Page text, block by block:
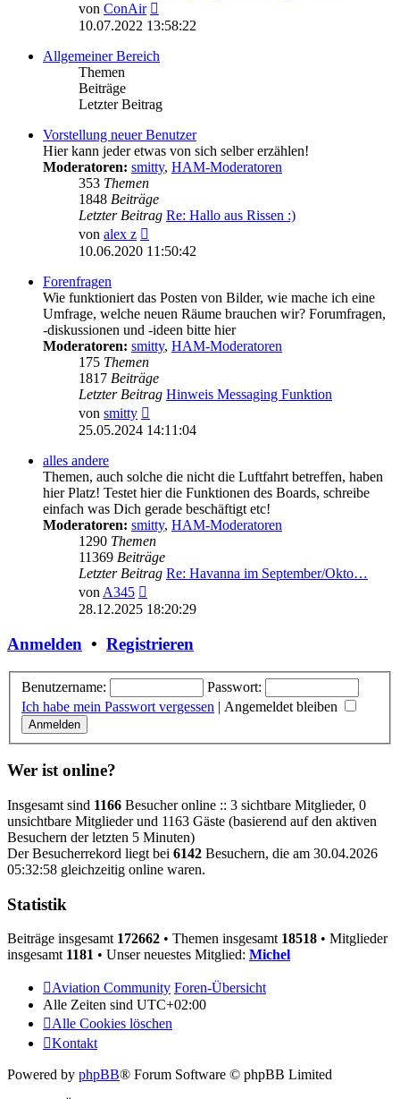
von ConAir
Beitrag
10.07.2022 13:58:22
Allgemeiner Bereich
Themen
Beiträge
Letzter Beitrag
Vorstellung neuer Benutzer
Hier kann jeder etwas von sich selber erzählen!
Moderatoren: smitty, HAM-Moderatoren
353 Themen
1848 Beiträge
Letzter Beitrag Re: Hallo aus Rissen :)
von alex z
Beitrag
10.06.2020 11:50:42
Forenfragen
Wie funktioniert das Posten von Bilder, wie mache ich eine
Umfrage, welche neuen Räume brauchen wir? Forumfragen,
-diskussionen und -ideen bitte hier
Moderatoren: smitty, HAM-Moderatoren
175 Themen
1817 Beiträge
Letzter Beitrag Hinweis Messaging Funktion
von smitty
Beitrag
25.05.2024 14:11:04
alles andere
Themen, auch solche die nicht die Luftfahrt betreffen, haben
hier Platz! Testet hier die Funktionen des Boards, schreibe
einfach was Dich gerade beschäftigt etc!
Moderatoren: smitty, HAM-Moderatoren
1290 Themen
11369 Beiträge
Letzter Beitrag Re: Havanna im September/Okto…
vonA345
Beitrag
28.12.2025 18:20:29
Anmelden • Registrieren
Benutzername:
Passwort:
Ich habe mein Passwort vergessen | Angemeldet bleiben
Wer ist online?
Insgesamt sind 1166 Besucher online :: 3 sichtbare Mitglieder, 0
unsichtbare Mitglieder und 1163 Gäste (basierend auf den aktiven
Besuchern der letzten 5 Minuten)
Der Besucherrekord liegt bei 6142 Besuchern, die am 30.04.2026
05:32:58 gleichzeitig online waren.
Statistik
Beiträge insgesamt 172662 • Themen insgesamt 18518 • Mitglieder
insgesamt 1181 • Unser neuestes Mitglied: Michel
Aviation Community Foren-Übersicht
Alle Zeiten sind UTC+02:00
Alle Cookies löschen
Kontakt
Powered by phpBB® Forum Software © phpBB Limited